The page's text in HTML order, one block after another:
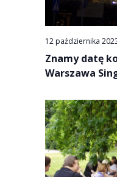
12 października
Znamy datę
Warszawa